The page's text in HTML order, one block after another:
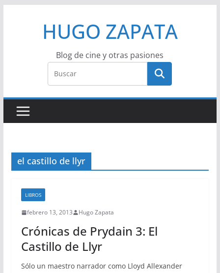
HUGO ZAPATA
Blog de cine y otras pasiones
el castillo de llyr
LIBROS
febrero 13, 2013 Hugo Zapata
Crónicas de Prydain 3: El
Castillo de Llyr
Sólo un maestro narrador como Lloyd Allexander